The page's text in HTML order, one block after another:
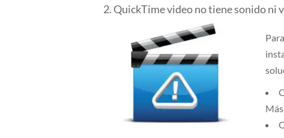
2. QuickTime video no tiene sonido ni